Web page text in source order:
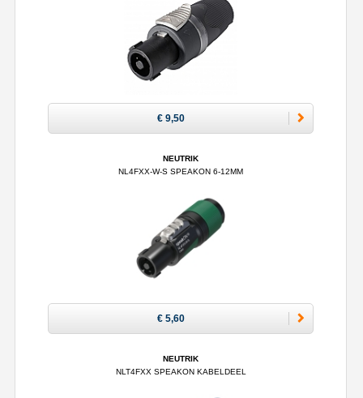
€ 9,50
NEUTRIK
NL4FXX-W-S SPEAKON 6-12MM
€ 5,60
NEUTRIK
NLT4FXX SPEAKON KABELDEEL